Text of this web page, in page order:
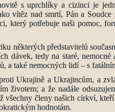
s uprchlíky a cizinci je
vítěz nad smrtí, Pán a
který potřebuje naši pomoc,
některých představitelů
dávek, tedy na staré,
a také nemocných lidí – s
Ukrajině a Ukrajincům, a
životem; a že nadále
všechny členy našich církví,
hodnotám.